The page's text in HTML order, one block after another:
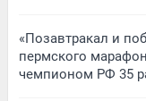
«Позавтракал и
пермского
чемпионом РФ 35